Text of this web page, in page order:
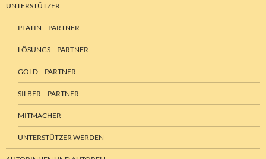
UNTERSTÜTZER
PLATIN – PARTNER
LÖSUNGS – PARTNER
GOLD – PARTNER
SILBER – PARTNER
MITMACHER
UNTERSTÜTZER WERDEN